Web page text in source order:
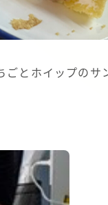
とホイップのサ